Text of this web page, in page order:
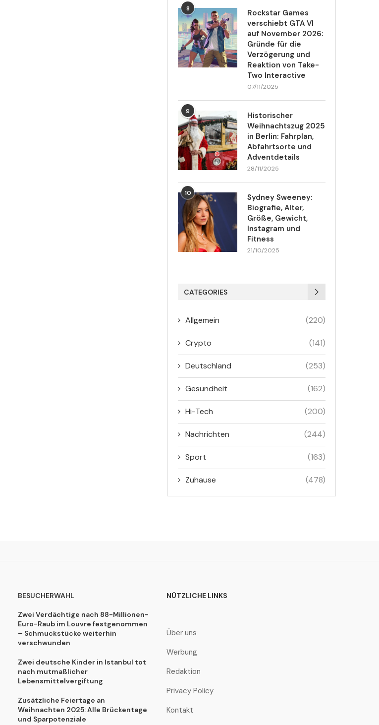
8
Rockstar Games
verschiebt GTA VI
auf November 2026:
Gründe für die
Verzögerung und
Reaktion von Take-
Two Interactive
07/11/2025
9
Historischer
Weihnachtszug 2025
in Berlin: Fahrplan,
Abfahrtsorte und
Adventdetails
28/11/2025
10
Sydney Sweeney:
Biografie, Alter,
Größe, Gewicht,
Instagram und
Fitness
21/10/2025
CATEGORIES
Allgemein (220)
Crypto (141)
Deutschland (253)
Gesundheit (162)
Hi-Tech (200)
Nachrichten (244)
Sport (163)
Zuhause (478)
BESUCHERWAHL
Zwei Verdächtige nach 88-Millionen-
Euro-Raub im Louvre festgenommen
– Schmuckstücke weiterhin
verschwunden
Zwei deutsche Kinder in Istanbul tot
nach mutmaßlicher
Lebensmittelvergiftung
Zusätzliche Feiertage an
Weihnachten 2025: Alle Brückentage
und Sparpotenziale
NÜTZLICHE LINKS
Über uns
Werbung
Redaktion
Privacy Policy
Kontakt